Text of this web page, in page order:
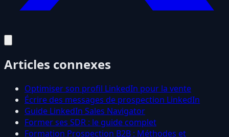
Articles connexes
Optimiser son profil LinkedIn pour la vente
Écrire des messages de prospection LinkedIn
Guide LinkedIn Sales Navigator
Former ses SDR : le guide complet
Formation Prospection B2B : Méthodes et